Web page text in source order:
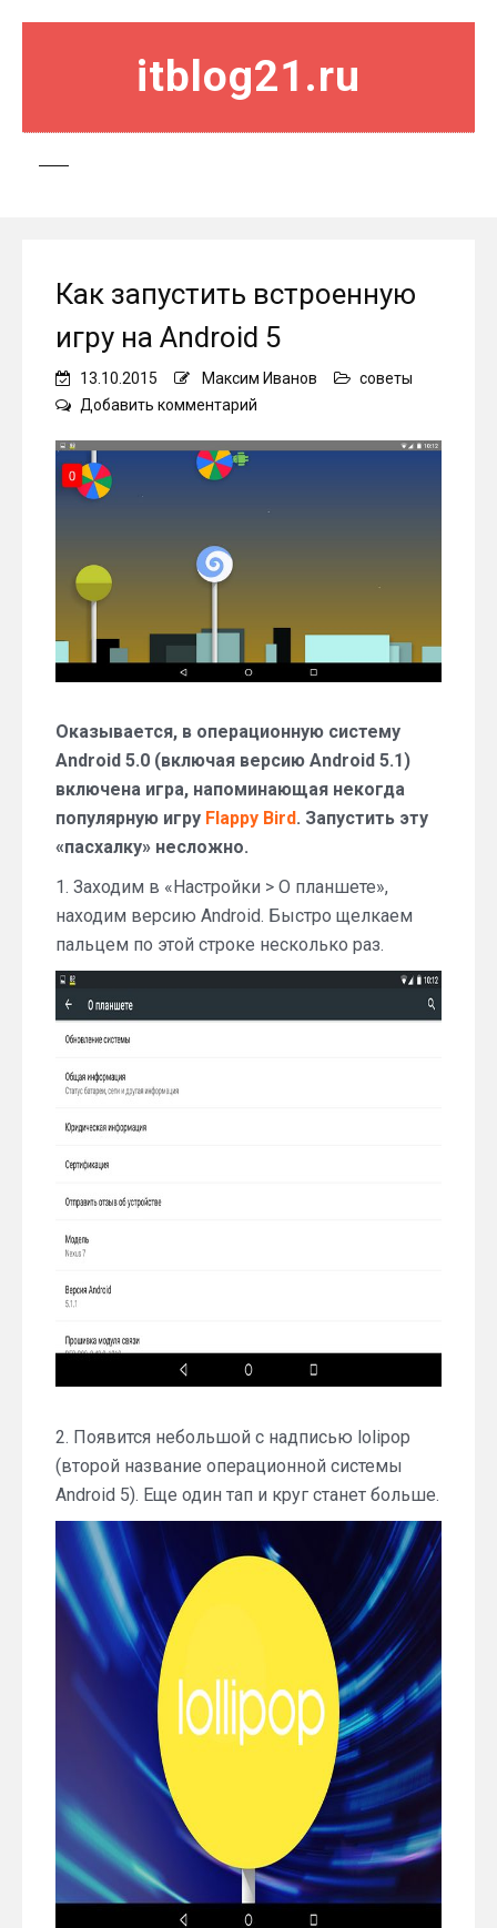
itblog21.ru
Как запустить встроенную
игру на Android 5
13.10.2015 Максим Иванов
советы
Добавить комментарий
запустить
на
Оказывается, в операционную систему
Android 5.0 (включая версию Android 5.1)
включена игра, напоминающая некогда
популярную игру Flappy Bird. Запустить эту
«пасхалку» несложно.
1. Заходим в «Настройки > О планшете»,
находим версию Android. Быстро щелкаем
пальцем по этой строке несколько раз.
2. Появится небольшой с надписью lolipop
(второй название операционной системы
Android 5). Еще один тап и круг станет больше.